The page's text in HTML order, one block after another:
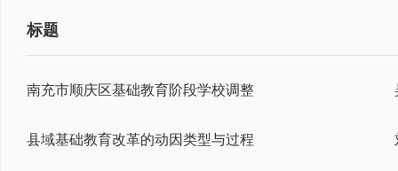
标题
南充市顺庆区基础教育阶段学校调整
县域基础教育改革的动因类型与过程